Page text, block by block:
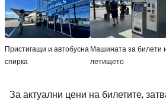
Пристигащи и автобусна
спирка
Машината за билети
летището
За актуални цени на билетите,